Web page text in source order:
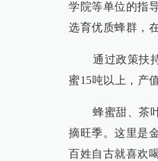
学院等单位的指
选育优质蜂群，
通过政策扶
蜜15吨以上，产
蜂蜜甜、茶
摘旺季。这里是
百姓自古就喜欢